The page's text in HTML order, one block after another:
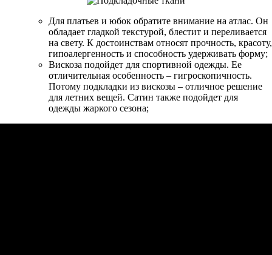
Для платьев и юбок обратите внимание на атлас. Он
обладает гладкой текстурой, блестит и переливается
на свету. К достоинствам относят прочность, красоту,
гипоалергенность и способность удерживать форму;
Вискоза подойдет для спортивной одежды. Ее
отличительная особенность – гигроскопичность.
Потому подкладки из вискозы – отличное решение
для летних вещей. Сатин также подойдет для
одежды жаркого сезона;